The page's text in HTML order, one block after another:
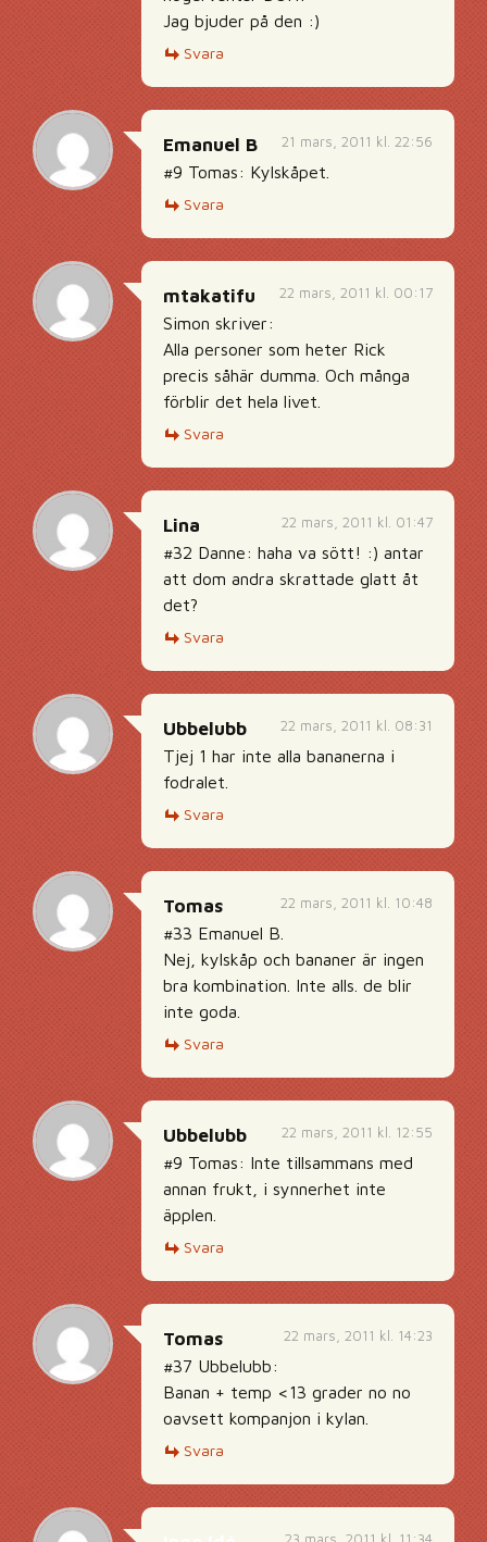
Jag bjuder på den :)
Svara
21 mars, 2011 kl. 22:56
Emanuel B
#9 Tomas: Kylskåpet.
Svara
22 mars, 2011 kl. 00:17
mtakatifu
Simon skriver:
Alla personer som heter Rick
precis såhär dumma. Och många
förblir det hela livet.
Svara
22 mars, 2011 kl. 01:47
Lina
#32 Danne: haha va sött! :) antar
att dom andra skrattade glatt åt
det?
Svara
22 mars, 2011 kl. 08:31
Ubbelubb
Tjej 1 har inte alla bananerna i
fodralet.
Svara
22 mars, 2011 kl. 10:48
Tomas
#33 Emanuel B.
Nej, kylskåp och bananer är ingen
bra kombination. Inte alls. de blir
inte goda.
Svara
22 mars, 2011 kl. 12:55
Ubbelubb
#9 Tomas: Inte tillsammans med
annan frukt, i synnerhet inte
äpplen.
Svara
22 mars, 2011 kl. 14:23
Tomas
#37 Ubbelubb:
Banan + temp <13 grader no no
oavsett kompanjon i kylan.
Svara